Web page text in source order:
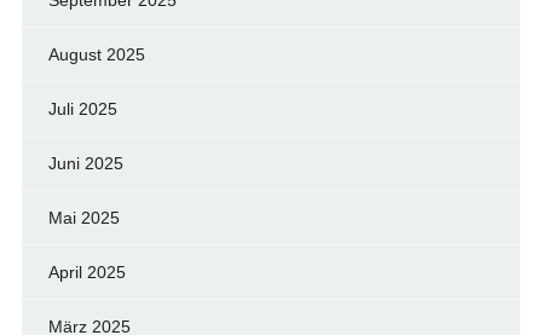
August 2025
Juli 2025
Juni 2025
Mai 2025
April 2025
März 2025